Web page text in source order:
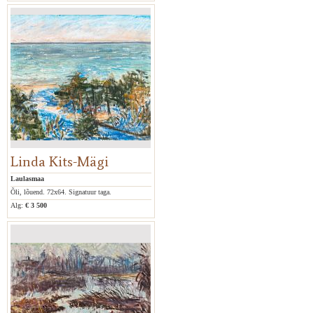
Linda Kits-Mägi
Laulasmaa
Õli, lõuend. 72x64. Signatuur taga.
Alg: € 3 500